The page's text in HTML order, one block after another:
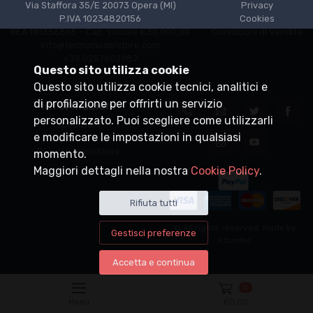
Via Staffora 35/E 20073 Opera (MI)
P.IVA 10234820156
REA MI1356865 - Cap. sociale €30.000,00
Privacy
Cookies
Condizioni di Vendita
Informazioni
Spedizioni
Punti vendita
Diventa rivenditore
Questo sito utilizza cookie
Questo sito utilizza cookie tecnici, analitici e
di profilazione per offrirti un servizio
personalizzato. Puoi scegliere come utilizzarli
e modificare le impostazioni in qualsiasi
momento.
Maggiori dettagli nella nostra Cookie Policy.
Rifiuta tutti
Gestisci preferenze
Accetta e continua